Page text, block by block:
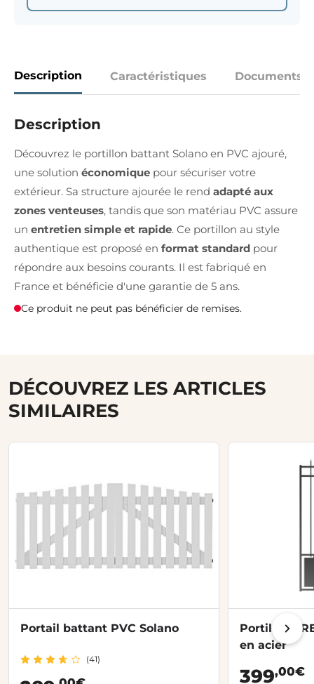
Description Caractéristiques Documents
Description
Découvrez le portillon battant Solano en PVC ajouré,
une solution économique pour sécuriser votre
extérieur. Sa structure ajourée le rend adapté aux
zones venteuses, tandis que son matériau PVC assure
un entretien simple et rapide. Ce portillon au style
authentique est proposé en format standard pour
répondre aux besoins courants. Il est fabriqué en
France et bénéficie d'une garantie de 5 ans.
Ce produit ne peut pas bénéficier de remises.
DÉCOUVREZ LES ARTICLES
SIMILAIRES
Portail battant PVC Solano
(41)
Portillon
en acier
399,00€